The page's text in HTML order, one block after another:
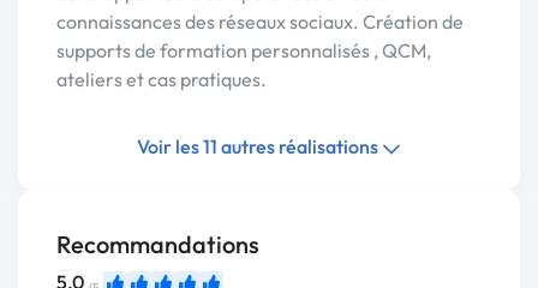
connaissances des réseaux sociaux. Création de
supports de formation personnalisés , QCM,
ateliers et cas pratiques.
Voir les 11 autres réalisations
Recommandations
5,0